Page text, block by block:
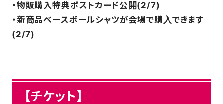
・物販購入特典ポストカード公開(2/7)
・新商品ベースボールシャツが会場で購入できます
(2/7)
【チケット】